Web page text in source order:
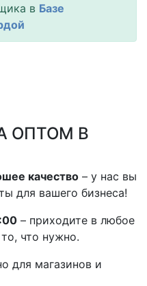
в Базе
ОПТОМ В
качество – у нас вы
для вашего бизнеса!
– приходите в любое
что нужно.
для магазинов и